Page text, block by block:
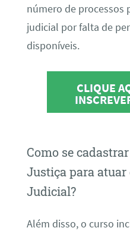
número de processos
judicial por falta de
disponíveis.
CLIQUE
Como se
Justiça para
Judicial?
Além disso, o curso